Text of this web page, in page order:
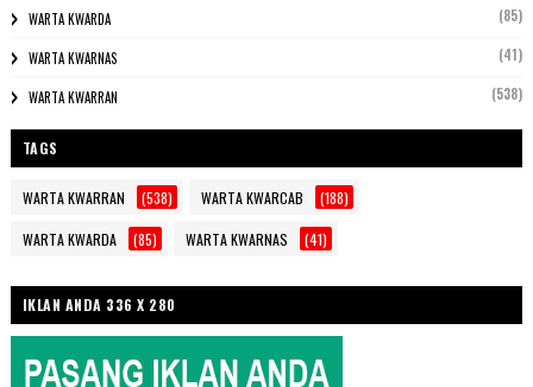
WARTA KWARDA (85)
WARTA KWARNAS (41)
WARTA KWARRAN (538)
TAGS
WARTA KWARRAN (538) WARTA KWARCAB (188)
WARTA KWARDA (85) WARTA KWARNAS (41)
IKLAN ANDA 336 X 280